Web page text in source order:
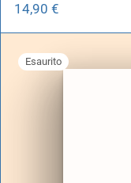
14,90 €
Esaurito